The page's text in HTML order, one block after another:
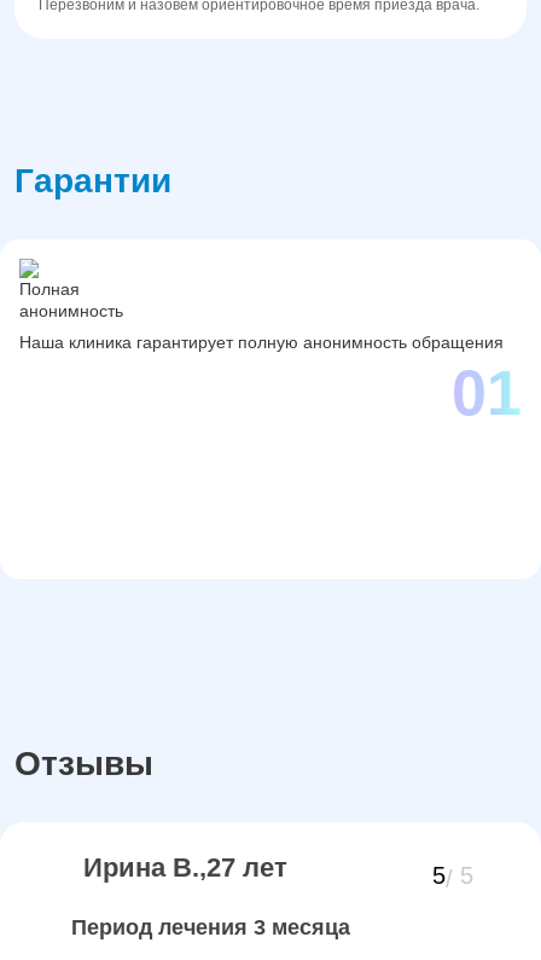
Перезвоним и назовём ориентировочное время приезда врача.
Гарантии
Наша клиника гарантирует полную анонимность обращения
Отзывы
Ирина В.,27 лет 5 5
Период лечения 3 месяца